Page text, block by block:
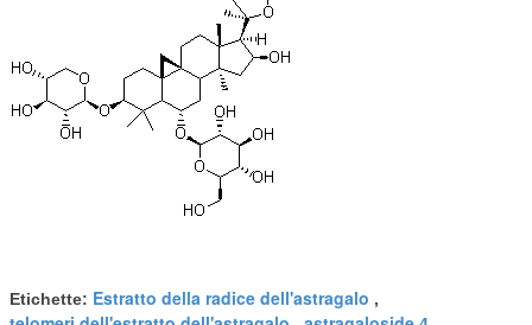
Etichette: Estratto della radice dell'astragalo ,